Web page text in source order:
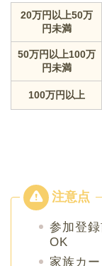
20万円以上50万
円未満
50万円以上100万
円未満
100万円以上
参加登
OK
家族カ